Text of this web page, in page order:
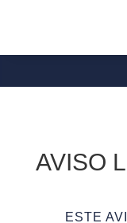
AVISO
ESTE